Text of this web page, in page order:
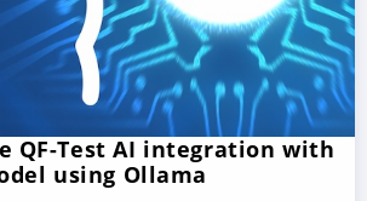
QF-Test AI integration with
using Ollama